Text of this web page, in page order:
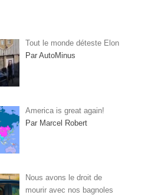
Tout le monde déteste Elon
Par AutoMinus
America is great again!
Par Marcel Robert
Nous avons le droit de
mourir avec nos bagnoles